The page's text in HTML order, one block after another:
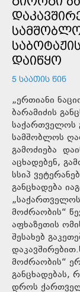
ᲓᲐᲘᲬᲧᲝ
5 ᲡᲐᲐᲗᲘᲡ ᲬᲘᲜ
„ერთიანი
ბარამიძის
საქართველოს
სამშობლოს
გამოძიება
აცხადებენ,
სსიპ
განცხადება
მოძრაობის“
აფხაზეთის
შესახებ
მოძრაობის“
განცხადებას,
დროს